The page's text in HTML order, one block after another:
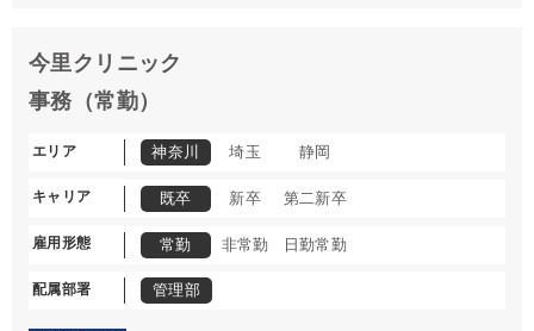
今里クリニック
事務（常勤）
エリア 神奈川 埼玉 静岡
キャリア 既卒 新卒 第二新卒
雇用形態 常勤 非常勤 日勤常勤
配属部署 管理部